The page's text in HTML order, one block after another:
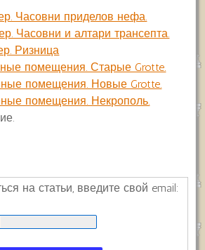
Часовни приделов нефа.
Часовни и алтари трансепта.
Ризница
помещения. Старые Grotte.
помещения. Новые Grotte.
помещения. Некрополь.
на статьи, введите свой email: